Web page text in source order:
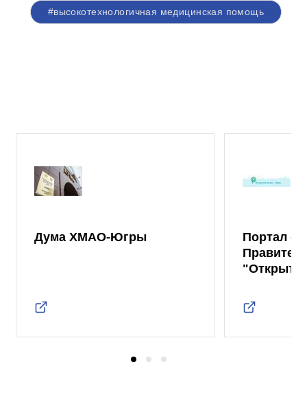
#высокотехнологичная медицинская помощь
Дума ХМАО-Югры
Портал